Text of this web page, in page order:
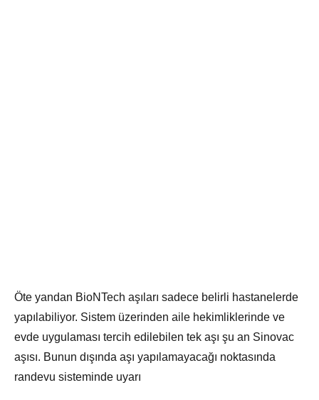
Öte yandan BioNTech aşıları sadece belirli hastanelerde
yapılabiliyor. Sistem üzerinden aile hekimliklerinde ve
evde uygulaması tercih edilebilen tek aşı şu an Sinovac
aşısı. Bunun dışında aşı yapılamayacağı noktasında
randevu sisteminde uyarı